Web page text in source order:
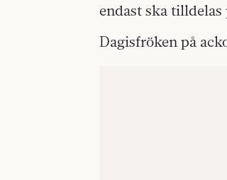
endast ska
Dagisfröken på